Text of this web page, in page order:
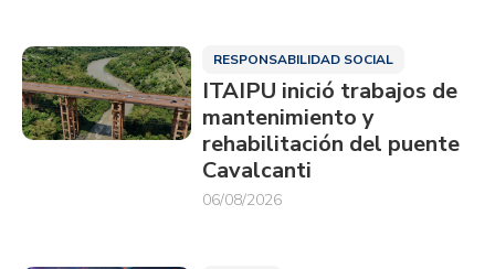
RESPONSABILIDAD SOCIAL
ITAIPU inició trabajos de
mantenimiento y
rehabilitación del puente
Cavalcanti
06/08/2026